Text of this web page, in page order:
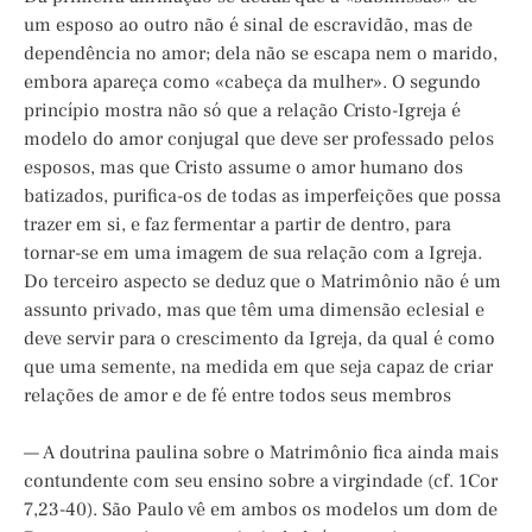
um esposo ao outro não é sinal de escravidão, mas de
dependência no amor; dela não se escapa nem o marido,
embora apareça como «cabeça da mulher». O segundo
princípio mostra não só que a relação Cristo-Igreja é
modelo do amor conjugal que deve ser professado pelos
esposos, mas que Cristo assume o amor humano dos
batizados, purifica-os de todas as imperfeições que possa
trazer em si, e faz fermentar a partir de dentro, para
tornar-se em uma imagem de sua relação com a Igreja.
Do terceiro aspecto se deduz que o Matrimônio não é um
assunto privado, mas que têm uma dimensão eclesial e
deve servir para o crescimento da Igreja, da qual é como
que uma semente, na medida em que seja capaz de criar
relações de amor e de fé entre todos seus membros
— A doutrina paulina sobre o Matrimônio fica ainda mais
contundente com seu ensino sobre a virgindade (cf. 1Cor
7,23-40). São Paulo vê em ambos os modelos um dom de